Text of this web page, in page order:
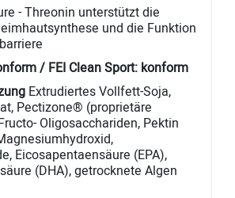
- Threonin unterstützt die
und die Funktion
/ FEI Clean Sport: konform
Extrudiertes Vollfett-Soja,
Pectizone® (proprietäre
Oligosacchariden, Pektin
Eicosapentaensäure (EPA),
(DHA), getrocknete Algen